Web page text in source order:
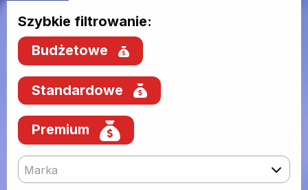
Szybkie filtrowanie:
Budżetowe
Standardowe
Premium
Marka